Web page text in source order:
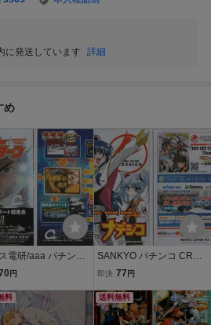
に発送しています
詳細
め
電研/aaa パチンコ
キーターン/MONK
合克敏
円
SANKYO パチンコ CRフ
ィーバー機動戦艦ナデシ
ック(小冊子) 2009年 表紙
+10P+裏表紙
即決 77 円
料 送料無料